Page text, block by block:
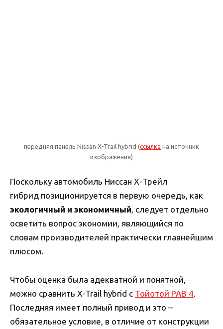
передняя панель Nissan X-Trail hybrid (ссылка на источник
изображения)
Поскольку автомобиль Ниссан Х-Трейл
гибрид позиционируется в первую очередь, как
экологичный и экономичный, следует отдельно
осветить вопрос экономии, являющийся по
словам производителей практически главнейшим
плюсом.
Чтобы оценка была адекватной и понятной,
можно сравнить X-Trail hybrid с Тойотой РАВ 4.
Последняя имеет полный привод и это –
обязательное условие, в отличие от конструкции